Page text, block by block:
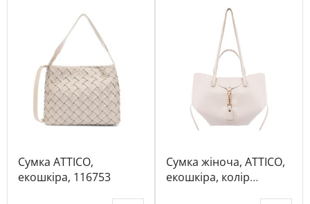
Сумка ATTICO,
екошкіра, 116753
Сумка жіноча, ATTICO,
екошкіра, колір